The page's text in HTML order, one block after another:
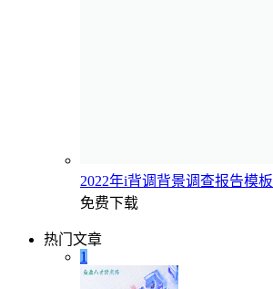
2022年i背调背景调查报告模板
免费下载
热门文章
1